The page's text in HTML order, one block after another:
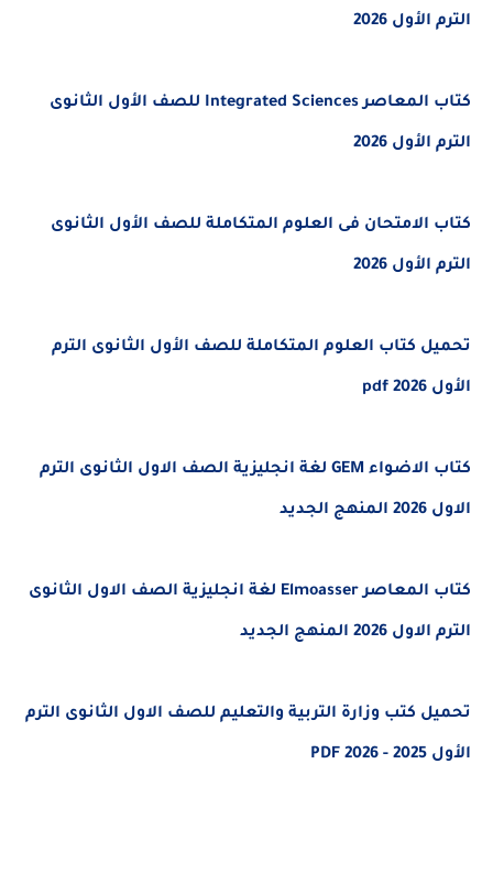
2026
كتاب المعاصر Integrated Sciences للصف الأول الثانوى
2026
الامتحان فى العلوم المتكاملة للصف الأول الثانوى
2026
كتاب العلوم المتكاملة للصف الأول الثانوى الترم
كتاب الاضواء GEM لغة انجليزية الصف الاول الثانوى الترم
كتاب المعاصر Elmoasser لغة انجليزية الصف الاول الثانوى
المنهج الجديد
كتب وزارة التربية والتعليم للصف الاول الثانوى الترم